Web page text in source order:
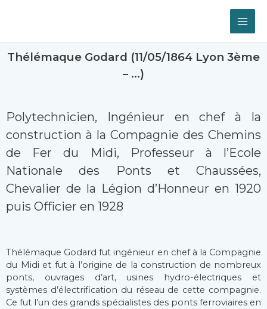
Thélémaque Godard (11/05/1864 Lyon 3ème
– …)
Polytechnicien, Ingénieur en chef à la
construction à la Compagnie des Chemins
de Fer du Midi, Professeur à l’Ecole
Nationale des Ponts et Chaussées,
Chevalier de la Légion d’Honneur en 1920
puis Officier en 1928
Thélémaque Godard fut ingénieur en chef à la Compagnie
du Midi et fut à l’origine de la construction de nombreux
ponts, ouvrages d’art, usines hydro-électriques et
systèmes d’électrification du réseau de cette compagnie.
Ce fut l’un des grands spécialistes des ponts ferroviaires en